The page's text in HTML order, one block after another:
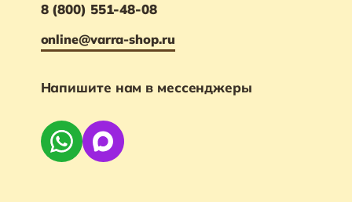
8 (800) 551-48-08
online@varra-shop.ru
Напишите нам в мессенджеры